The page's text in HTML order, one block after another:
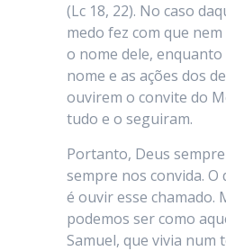
(Lc 18, 22). No caso
medo fez com que
o nome dele, enquanto
nome e as ações dos
ouvirem o convite do
tudo e o seguiram.
Portanto, Deus
sempre nos convida. O
é ouvir esse chamado.
podemos ser como
Samuel, que vivia num